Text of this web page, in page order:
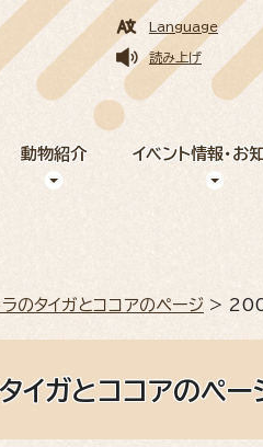
動物紹介 イベント情報・お
Language
読み上げ
のタイガとココアのページ >
ガとココアのペー